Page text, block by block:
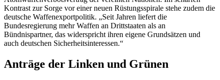
Kontrast zur Sorge vor einer neuen Rüstungsspirale stehe zudem die
deutsche Waffenexportpolitik. „Seit Jahren liefert die
Bundesregierung mehr Waffen an Drittstaaten als an
Bündnispartner, das widerspricht ihren eigene Grundsätzen und
auch deutschen Sicherheitsinteressen.“
Anträge der Linken und Grünen